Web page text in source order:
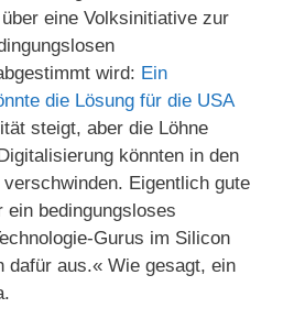
eine Volksinitiative zur
wird: Ein
die Lösung für die USA
steigt, aber die Löhne
könnten in den
Eigentlich gute
ein bedingungsloses
Gurus im Silicon
dafür aus.« Wie gesagt, ein